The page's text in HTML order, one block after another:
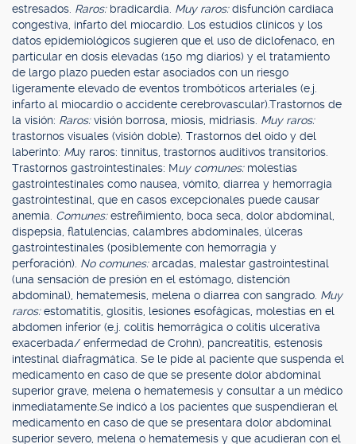
estresados. Raros: bradicardia. Muy raros:disfunción cardiaca
congestiva, infarto del miocardio. Los estudios clínicos y los
datos epidemiológicos sugieren que el uso de diclofenaco, en
particular en dosis elevadas (150 mg diarios) y el tratamiento
de largo plazo pueden estar asociados con un riesgo
ligeramente elevado de eventos trombóticos arteriales (e.j.
infarto al miocardio o accidente cerebrovascular).Trastornos de
la visión: Raros:visión borrosa, miosis, midriasis. Muy raros:
trastornos visuales (visión doble). Trastornos del oído y del
laberinto: Muy raros: tinnitus, trastornos auditivos transitorios.
Trastornos gastrointestinales: Muy comunes: molestias
gastrointestinales como nausea, vómito, diarrea y hemorragia
gastrointestinal, que en casos excepcionales puede causar
anemia. Comunes:estreñimiento, boca seca, dolor abdominal,
dispepsia, flatulencias, calambres abdominales, úlceras
gastrointestinales (posiblemente con hemorragia y
perforación). No comunes:arcadas, malestar gastrointestinal
(una sensación de presión en el estómago, distención
abdominal), hematemesis, melena o diarrea con sangrado. Muy
raros:estomatitis, glositis, lesiones esofágicas, molestias en el
abdomen inferior (e.j. colitis hemorrágica o colitis ulcerativa
exacerbada/ enfermedad de Crohn), pancreatitis, estenosis
intestinal diafragmática. Se le pide al paciente que suspenda el
medicamento en caso de que se presente dolor abdominal
superior grave, melena o hematemesis y consultar a un médico
inmediatamente.Se indicó a los pacientes que suspendieran el
medicamento en caso de que se presentara dolor abdominal
superior severo, melena o hematemesis y que acudieran con el